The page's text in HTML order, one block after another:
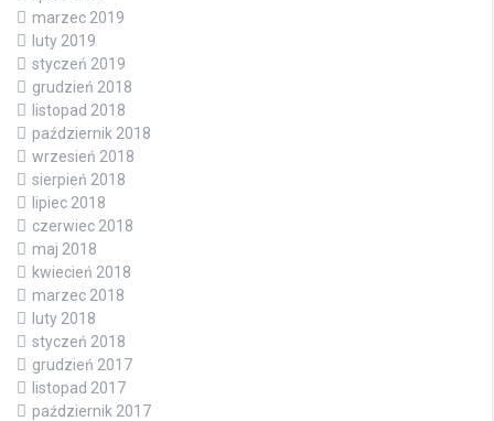
marzec 2019
luty 2019
styczeń 2019
grudzień 2018
listopad 2018
październik 2018
wrzesień 2018
sierpień 2018
lipiec 2018
czerwiec 2018
maj 2018
kwiecień 2018
marzec 2018
luty 2018
styczeń 2018
grudzień 2017
listopad 2017
październik 2017